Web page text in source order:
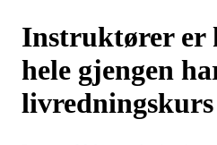
Instruktører er
hele gjengen
livredningskurs